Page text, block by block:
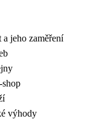
a jeho zaměření
výhody